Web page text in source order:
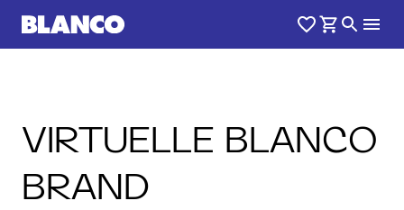
VIRTUELLE BLANCO
BRAND